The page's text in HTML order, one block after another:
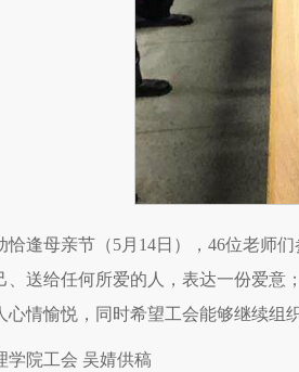
恰逢母亲节（5月14日），46位老师
、送给任何所爱的人，表达一份爱意
心情愉悦，同时希望工会能够继续组
学院工会 吴婧供稿